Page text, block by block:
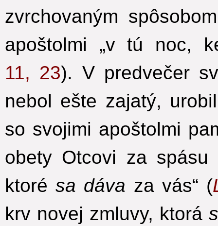
zvrchovaným
apoštolmi „v tú noc,
11, 23). V predvečer
nebol ešte zajatý,
so svojimi apoštolmi
obety Otcovi za spásu
ktorésa dáva za vás“ (
krv novej zmluvy, ktorá